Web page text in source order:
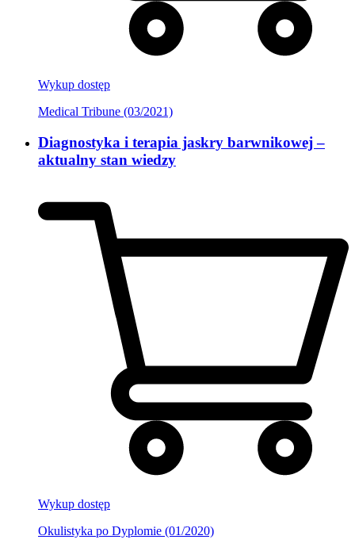
Wykup dostęp
Medical Tribune (03/2021)
Diagnostyka i terapia jaskry barwnikowej –
aktualny stan wiedzy
Wykup dostęp
Okulistyka po Dyplomie (01/2020)